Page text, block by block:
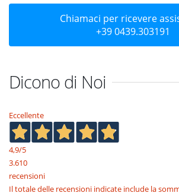
Chiamaci per ricevere
+39 0439.303191
Dicono di Noi
Eccellente
4,9/5
3.610
recensioni
Il totale delle recensioni indicate include la